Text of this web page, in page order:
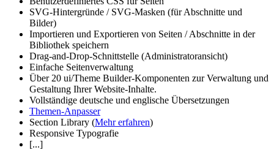
SVG-Hintergründe / SVG-Masken (für Abschnitte und
Bilder)
Importieren und Exportieren von Seiten / Abschnitte in der
Bibliothek speichern
Drag-and-Drop-Schnittstelle (Administratoransicht)
Einfache Seitenverwaltung
Über 20 ui/Theme Builder-Komponenten zur Verwaltung und
Gestaltung Ihrer Website-Inhalte.
Vollständige deutsche und englische Übersetzungen
Themen-Anpasser
Section Library (Mehr erfahren)
Responsive Typografie
[...]